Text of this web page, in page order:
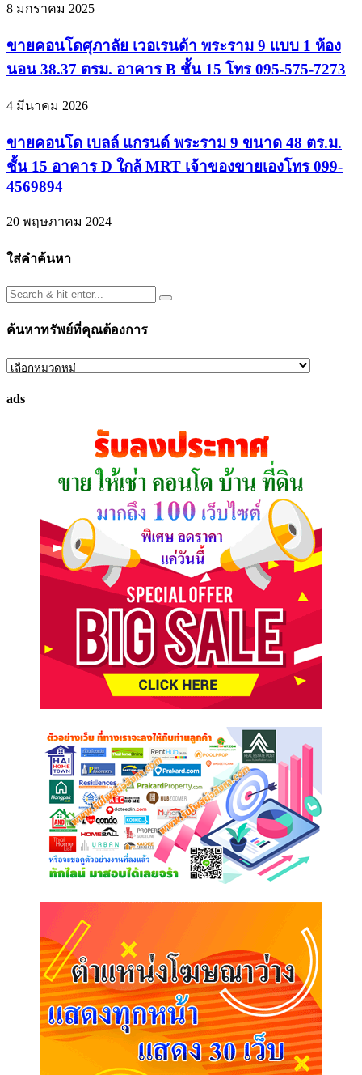
8 มกราคม 2025
ขายคอนโดศุภาลัย เวอเรนด้า พระราม 9 แบบ 1 ห้อง
นอน 38.37 ตรม. อาคาร B ชั้น 15 โทร 095-575-7273
4 มีนาคม 2026
ขายคอนโด เบลล์ แกรนด์ พระราม 9 ขนาด 48 ตร.ม.
ชั้น 15 อาคาร D ใกล้ MRT เจ้าของขายเองโทร 099-
4569894
20 พฤษภาคม 2024
ใส่คำค้นหา
ค้นหาทรัพย์ที่คุณต้องการ
ค้นหา
ที่
ads